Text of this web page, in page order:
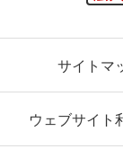
サイトマ
ウェブサイト